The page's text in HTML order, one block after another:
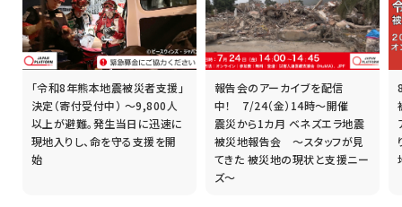
「令和8年熊本地震被災者支援」
決定（寄付受付中） ～9,800人
以上が避難。発生当日に迅速に
現地入りし、命を守る支援を開
始
報告会のアーカイブを配信
中！ 7/24（金）14時～開催
震災から1カ月 ベネズエラ地震
被災地報告会 ～スタッフが見
てきた 被災地の現状と支援ニー
ズ～